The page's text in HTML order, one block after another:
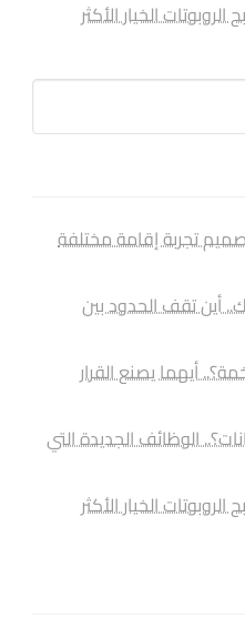
الخيار الأكثر
تجربة إقامة مختلفة
أين تقف الحدود بين
أيهما يصنع القرار
الوظائف الجديدة التي
الخيار الأكثر